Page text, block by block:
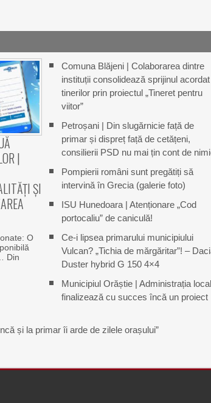
|
ȘI
O
Din
Comuna Blăjeni | Colaborarea dintre
instituții consolidează sprijinul acordat
tinerilor prin proiectul „Tineret pentru
viitor”
Petroșani | Din slugărnicie față de
primar și dispreț față de cetățeni,
consilierii PSD nu mai țin cont de
Pompierii români sunt pregătiți să
intervină în Grecia (galerie foto)
ISU Hunedoara | Atenționare „Cod
portocaliu” de caniculă!
Ce-i lipsea primarului municipiului
Vulcan? „Tichia de mărgăritar”! –
Duster hybrid G 150 4×4
Municipiul Orăștie | Administrația
finalizează cu succes încă un proiect
și la primar îi arde de zilele orașului”